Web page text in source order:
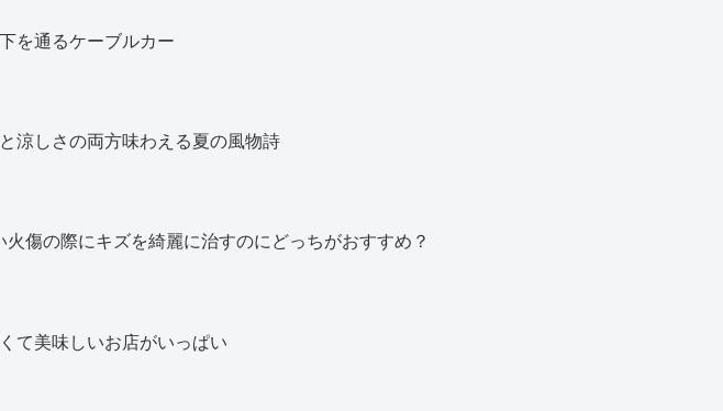
を通るケーブルカー
涼しさの両方味わえる夏の風物詩
傷の際にキズを綺麗に治すのにどっちがおすすめ？
て美味しいお店がいっぱい